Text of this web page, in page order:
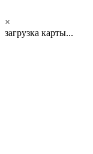
×
загрузка карты...